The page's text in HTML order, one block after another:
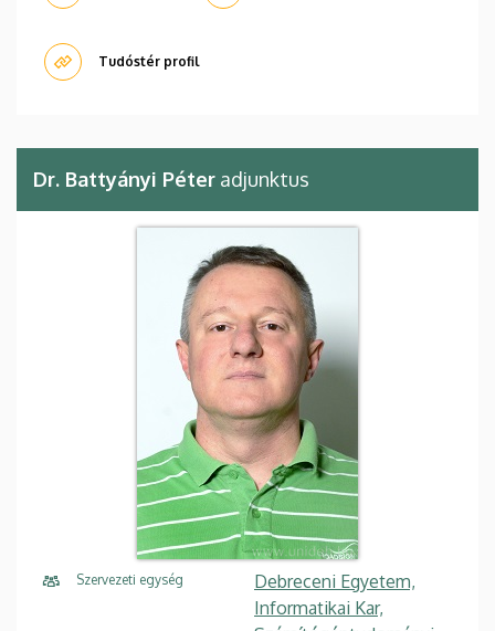
Tudóstér profil
Dr. Battyányi Péter adjunktus
Szervezeti egység
Debreceni Egyetem,
Informatikai Kar,